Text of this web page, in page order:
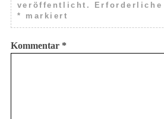
veröffentlicht.
*
markiert
Kommentar *